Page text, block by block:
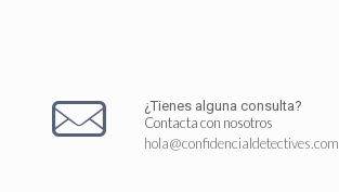
¿Tienes alguna consulta?
Contacta con nosotros
hola@confidencialdetectives.com